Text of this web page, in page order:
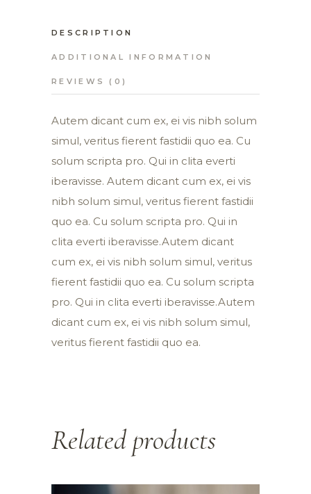
DESCRIPTION
ADDITIONAL INFORMATION
REVIEWS (0)
Autem dicant cum ex, ei vis nibh solum
simul, veritus fierent fastidii quo ea. Cu
solum scripta pro. Qui in clita everti
iberavisse. Autem dicant cum ex, ei vis
nibh solum simul, veritus fierent fastidii
quo ea. Cu solum scripta pro. Qui in
clita everti iberavisse.Autem dicant
cum ex, ei vis nibh solum simul, veritus
fierent fastidii quo ea. Cu solum scripta
pro. Qui in clita everti iberavisse.Autem
dicant cum ex, ei vis nibh solum simul,
veritus fierent fastidii quo ea.
Related products